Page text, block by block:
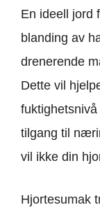
En ideell jord
blanding av
drenerende
Dette vil
tilgang til
vil ikke din
Hjortesumak